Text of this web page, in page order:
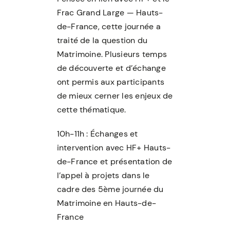
Frac Grand Large — Hauts-
de-France, cette journée a
traité de la question du
Matrimoine. Plusieurs temps
de découverte et d’échange
ont permis aux participants
de mieux cerner les enjeux de
cette thématique.
10h-11h : Échanges et
intervention avec HF+ Hauts-
de-France et présentation de
l’appel à projets dans le
cadre des 5ème journée du
Matrimoine en Hauts-de-
France